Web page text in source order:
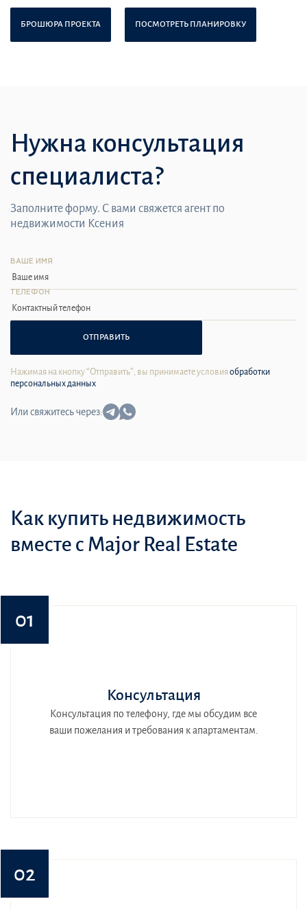
БРОШЮРА ПРОЕКТА ПОСМОТРЕТЬ ПЛАНИРОВКУ
Нужна консультация
специалиста?
Заполните форму. С вами свяжется агент по
недвижимости Ксения
ВАШЕ ИМЯ
ТЕЛЕФОН
ОТПРАВИТЬ
Нажимая на кнопку “Отправить”, вы принимаете условия обработки
персональных данных
Или свяжитесь через:
Как купить недвижимость
вместе с Major Real Estate
01
Консультация
Консультация по телефону, где мы обсудим все
ваши пожелания и требования к апартаментам.
02